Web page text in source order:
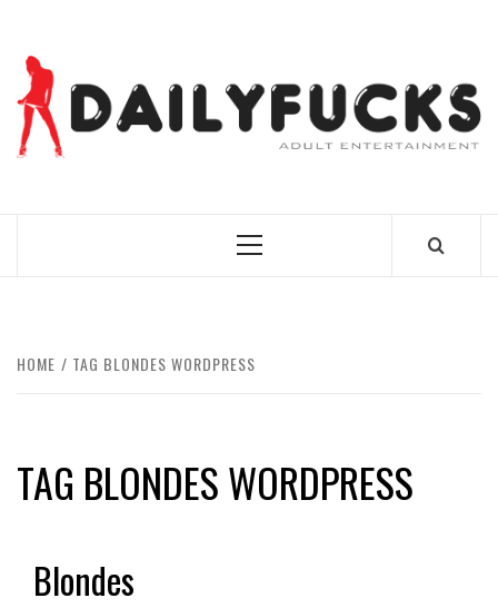
content
Primary
HOME TAG BLONDES WORDPRESS
TAG BLONDES WORDPRESS
Blondes